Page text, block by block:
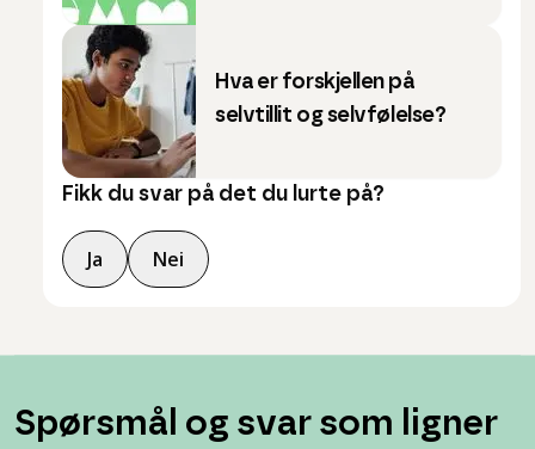
Hva er forskjellen på
selvtillit og selvfølelse?
Fikk du svar på det du lurte på?
Ja Nei
Spørsmål og svar som ligner